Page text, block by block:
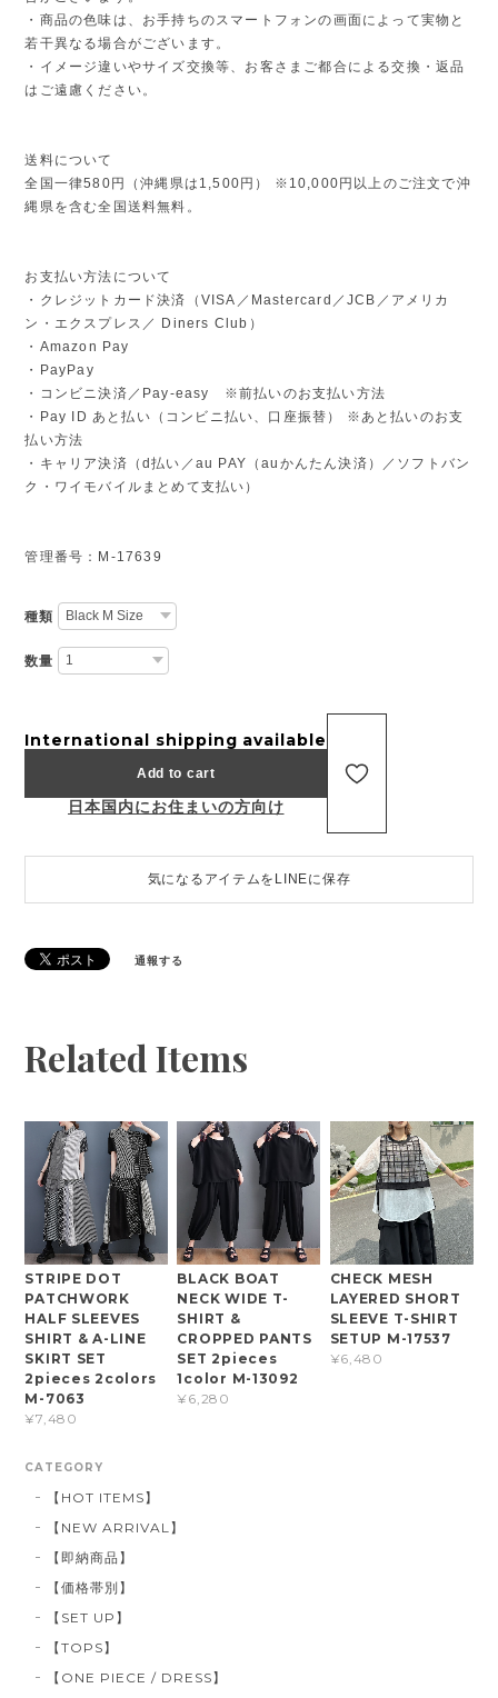
・商品の色味は、お手持ちのスマートフォンの画面によって実物と
若干異なる場合がございます。
・イメージ違いやサイズ交換等、お客さまご都合による交換・返品
はご遠慮ください。
送料について
全国一律580円（沖縄県は1,500円） ※10,000円以上のご注文で沖
縄県を含む全国送料無料。
お支払い方法について
・クレジットカード決済（VISA／Mastercard／JCB／アメリカ
ン・エクスプレス／ Diners Club）
・Amazon Pay
・PayPay
・コンビニ決済／Pay-easy ※前払いのお支払い方法
・Pay ID あと払い（コンビニ払い、口座振替） ※あと払いのお支
払い方法
・キャリア決済（d払い／au PAY（auかんたん決済）／ソフトバン
ク・ワイモバイルまとめて支払い）
管理番号：M-17639
種類
数量
International shipping available
Add to cart
日本国内にお住まいの方向け
気になるアイテムをLINEに保存
通報する
Related Items
STRIPE DOT
PATCHWORK
HALF SLEEVES
SHIRT & A-LINE
SKIRT SET
2pieces 2colors
M-7063
¥7,480
BLACK BOAT
NECK WIDE T-
SHIRT &
CROPPED PANTS
SET 2pieces
1color M-13092
¥6,280
CHECK MESH
LAYERED SHORT
SLEEVE T-SHIRT
SETUP M-17537
¥6,480
CATEGORY
【HOT ITEMS】
【NEW ARRIVAL】
【即納商品】
【価格帯別】
【SET UP】
【TOPS】
【ONE PIECE / DRESS】